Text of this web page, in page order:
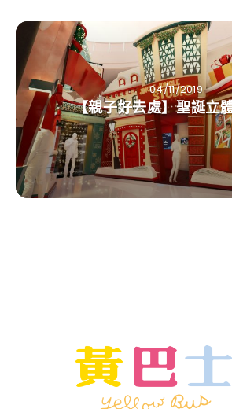
04/11/2019
【親子好去處】聖誕立